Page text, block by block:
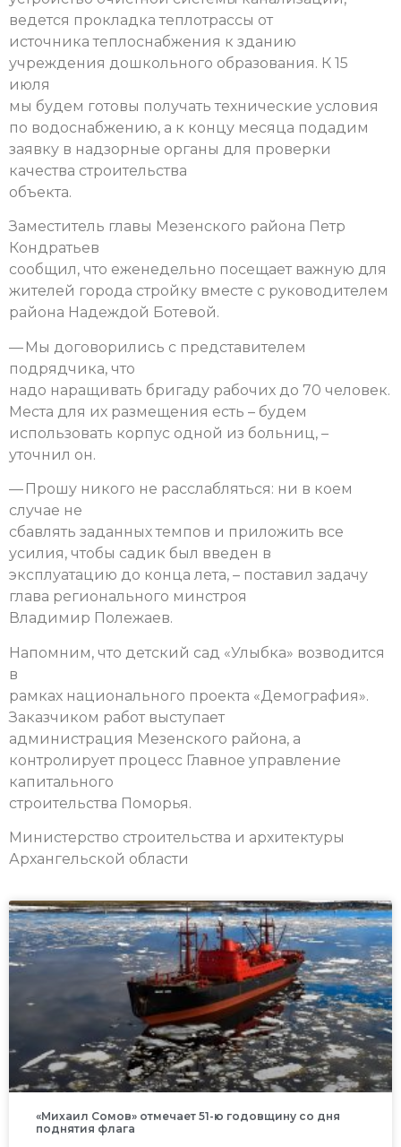
ведется прокладка теплотрассы от
источника теплоснабжения к зданию
учреждения дошкольного образования. К 15
июля
мы будем готовы получать технические условия
по водоснабжению, а к концу месяца подадим
заявку в надзорные органы для проверки
качества строительства
объекта.
Заместитель главы Мезенского района Петр
Кондратьев
сообщил, что еженедельно посещает важную для
жителей города стройку вместе с руководителем
района Надеждой Ботевой.
— Мы договорились с представителем
подрядчика, что
надо наращивать бригаду рабочих до 70 человек.
Места для их размещения есть – будем
использовать корпус одной из больниц, –
уточнил он.
— Прошу никого не расслабляться: ни в коем
случае не
сбавлять заданных темпов и приложить все
усилия, чтобы садик был введен в
эксплуатацию до конца лета, – поставил задачу
глава регионального минстроя
Владимир Полежаев.
Напомним, что детский сад «Улыбка» возводится
в
рамках национального проекта «Демография».
Заказчиком работ выступает
администрация Мезенского района, а
контролирует процесс Главное управление
капитального
строительства Поморья.
Министерство строительства и архитектуры
Архангельской области
«Михаил Сомов» отмечает 51-ю годовщину со дня
поднятия флага